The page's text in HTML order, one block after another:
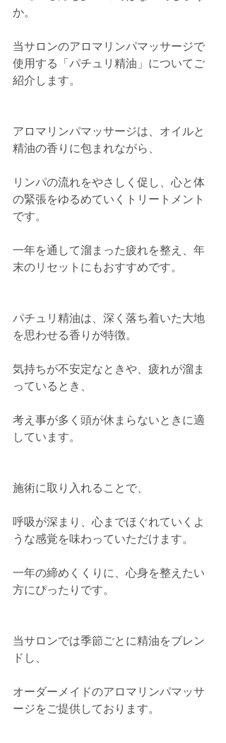
か。
当サロンのアロマリンパマッサージで
使用する「パチュリ精油」についてご
紹介します。
アロマリンパマッサージは、オイルと
精油の香りに包まれながら、
リンパの流れをやさしく促し、心と体
の緊張をゆるめていくトリートメント
です。
一年を通して溜まった疲れを整え、年
末のリセットにもおすすめです。
パチュリ精油は、深く落ち着いた大地
を思わせる香りが特徴。
気持ちが不安定なときや、疲れが溜ま
っているとき、
考え事が多く頭が休まらないときに適
しています。
施術に取り入れることで、
呼吸が深まり、心までほぐれていくよ
うな感覚を味わっていただけます。
一年の締めくくりに、心身を整えたい
方にぴったりです。
当サロンでは季節ごとに精油をブレン
ドし、
オーダーメイドのアロマリンパマッサ
ージをご提供しております。